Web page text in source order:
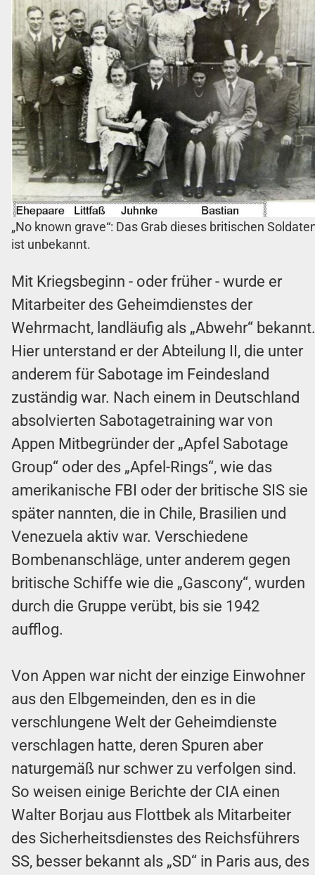
„No known grave“: Das Grab dieses britischen
ist unbekannt.
Mit Kriegsbeginn - oder früher - wurde er
Mitarbeiter des Geheimdienstes der
Wehrmacht, landläufig als „Abwehr“ bekannt.
Hier unterstand er der Abteilung II, die unter
anderem für Sabotage im Feindesland
zuständig war. Nach einem in Deutschland
absolvierten Sabotagetraining war von
Appen Mitbegründer der „Apfel Sabotage
Group“ oder des „Apfel-Rings“, wie das
amerikanische FBI oder der britische SIS sie
später nannten, die in Chile, Brasilien und
Venezuela aktiv war. Verschiedene
Bombenanschläge, unter anderem gegen
britische Schiffe wie die „Gascony“, wurden
durch die Gruppe verübt, bis sie 1942
aufflog.
Von Appen war nicht der einzige Einwohner
aus den Elbgemeinden, den es in die
verschlungene Welt der Geheimdienste
verschlagen hatte, deren Spuren aber
naturgemäß nur schwer zu verfolgen sind.
So weisen einige Berichte der CIA einen
Walter Borjau aus Flottbek als Mitarbeiter
des Sicherheitsdienstes des Reichsführers
SS, besser bekannt als „SD“ in Paris aus, des